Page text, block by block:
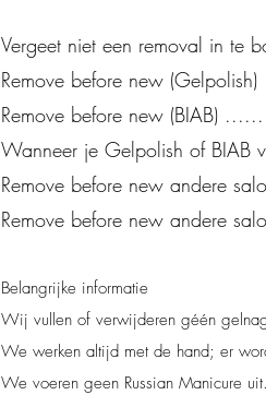
Vergeet niet een removal in te
Remove before new
Remove before new (BIAB)
Wanneer je Gelpolish of BIAB
Remove before new andere
Remove before new andere
Belangrijke informatie
Wij vullen of verwijderen géén
We werken altijd met de hand; er
We voeren geen Russian Manicure uit.